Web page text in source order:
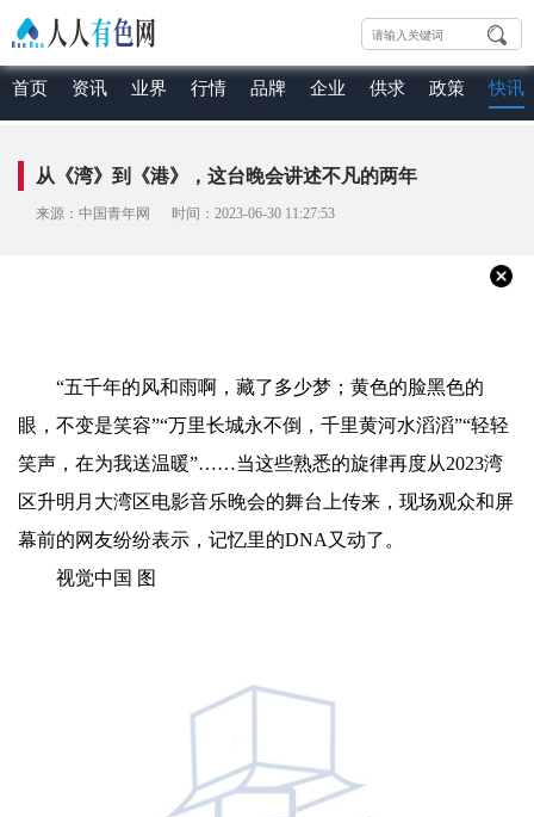
首页 资讯 业界 行情 品牌 企业 供求 政策 快讯
从《湾》到《港》，这台晚会讲述不凡的两年
来源：中国青年网 时间：2023-06-30 11:27:53
“五千年的风和雨啊，藏了多少梦；黄色的脸黑色的
眼，不变是笑容”“万里长城永不倒，千里黄河水滔滔”“轻轻
笑声，在为我送温暖”……当这些熟悉的旋律再度从2023湾
区升明月大湾区电影音乐晚会的舞台上传来，现场观众和屏
幕前的网友纷纷表示，记忆里的DNA又动了。
视觉中国 图